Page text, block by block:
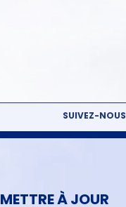
SUIVEZ-NOUS
METTRE À JOUR